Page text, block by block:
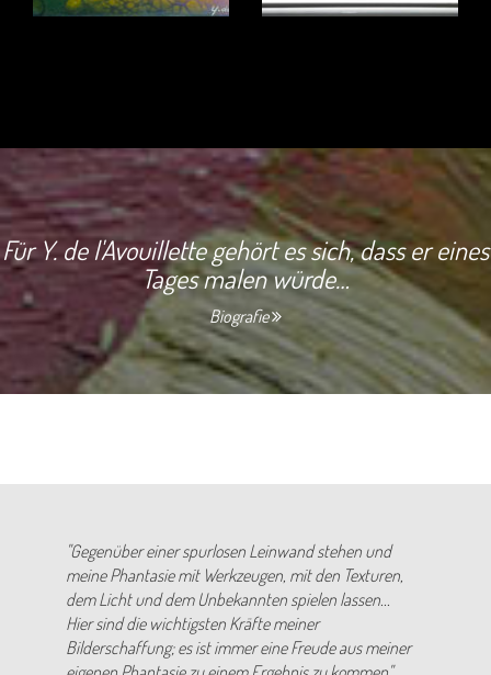
Für Y. de l'Avouillette gehört es sich, dass er eines
Tages malen würde…
Biografie
"Gegenüber einer spurlosen Leinwand stehen und
meine Phantasie mit Werkzeugen, mit den Texturen,
dem Licht und dem Unbekannten spielen lassen...
Hier sind die wichtigsten Kräfte meiner
Bilderschaffung; es ist immer eine Freude aus meiner